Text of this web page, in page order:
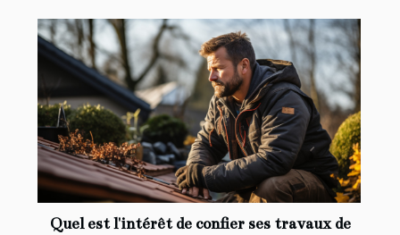
Quel est l'intérêt de confier ses travaux de